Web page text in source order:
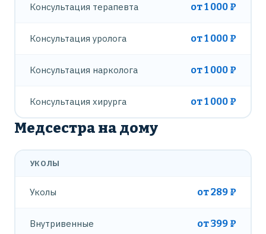
Консультация терапевта от 1 000 ₽
Консультация уролога от 1 000 ₽
Консультация нарколога от 1 000 ₽
Консультация хирурга от 1 000 ₽
Медсестра на дому
УКОЛЫ
Уколы от 289 ₽
Внутривенные от 399 ₽